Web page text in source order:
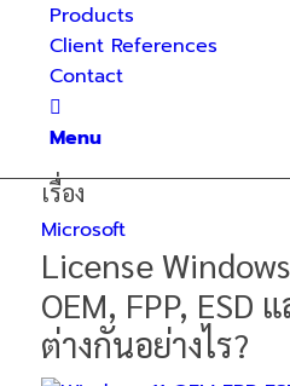
Products
Client References
Contact
Menu
เรื่อง
Microsoft
License
OEM, FPP, ESD
ต่างกันอย่างไร?